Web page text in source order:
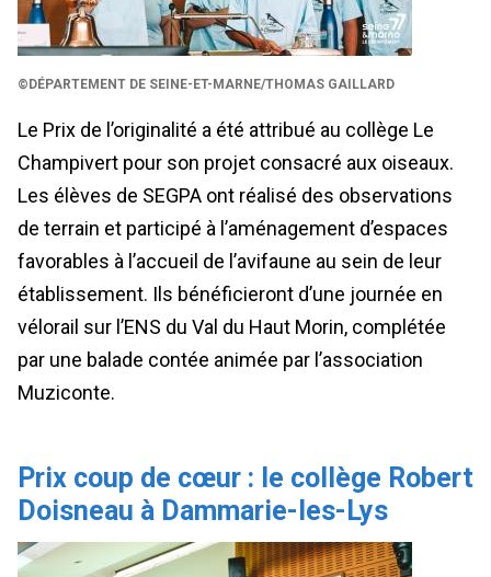
©DÉPARTEMENT DE SEINE-ET-MARNE/THOMAS GAILLARD
Le Prix de l’originalité a été attribué au collège Le
Champivert pour son projet consacré aux oiseaux.
Les élèves de SEGPA ont réalisé des observations
de terrain et participé à l’aménagement d’espaces
favorables à l’accueil de l’avifaune au sein de leur
établissement. Ils bénéficieront d’une journée en
vélorail sur l’ENS du Val du Haut Morin, complétée
par une balade contée animée par l’association
Muziconte.
Prix coup de cœur : le collège Robert
Doisneau à Dammarie-les-Lys